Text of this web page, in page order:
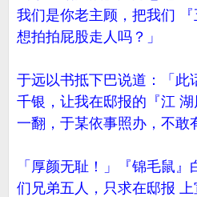
我们是你老主顾，把我们
想拍拍屁股走人吗？」
于远以书抵下巴说道：「此
千银，让我在邸报的『江
一翻，于某依事照办，不敢
「厚颜无耻！」『锦毛鼠
们兄弟五人，只求在邸报